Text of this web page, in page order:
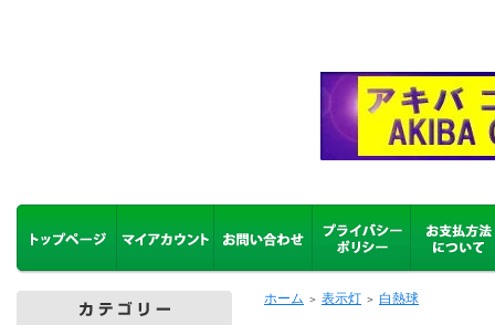
ホーム ＞ 表示灯 ＞ 白熱球